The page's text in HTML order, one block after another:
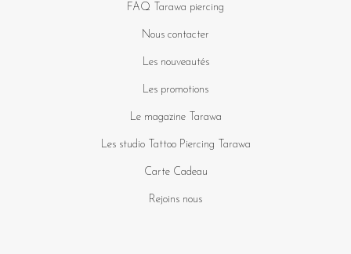
FAQ Tarawa piercing
Nous contacter
Les nouveautés
Les promotions
Le magazine Tarawa
Les studio Tattoo Piercing Tarawa
Carte Cadeau
Rejoins nous